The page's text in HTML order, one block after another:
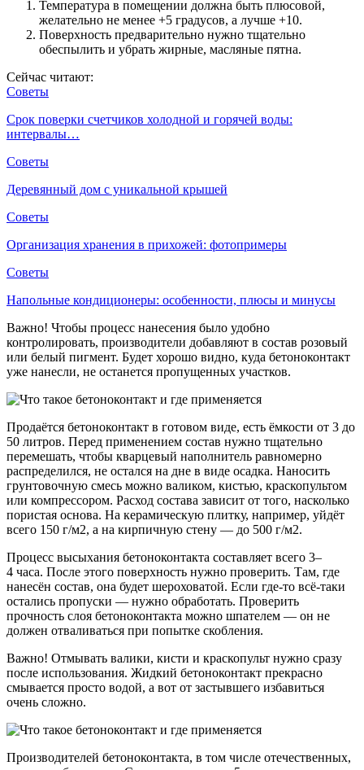
Температура в помещении должна быть плюсовой,
желательно не менее +5 градусов, а лучше +10.
Поверхность предварительно нужно тщательно
обеспылить и убрать жирные, масляные пятна.
Сейчас читают:
Советы
Срок поверки счетчиков холодной и горячей воды:
интервалы…
Советы
Деревянный дом с уникальной крышей
Советы
Организация хранения в прихожей: фотопримеры
Советы
Напольные кондиционеры: особенности, плюсы и минусы
Важно! Чтобы процесс нанесения было удобно
контролировать, производители добавляют в состав розовый
или белый пигмент. Будет хорошо видно, куда бетоноконтакт
уже нанесли, не останется пропущенных участков.
Продаётся бетоноконтакт в готовом виде, есть ёмкости от 3 до
50 литров. Перед применением состав нужно тщательно
перемешать, чтобы кварцевый наполнитель равномерно
распределился, не остался на дне в виде осадка. Наносить
грунтовочную смесь можно валиком, кистью, краскопультом
или компрессором. Расход состава зависит от того, насколько
пористая основа. На керамическую плитку, например, уйдёт
всего 150 г/м2, а на кирпичную стену — до 500 г/м2.
Процесс высыхания бетоноконтакта составляет всего 3–
4 часа. После этого поверхность нужно проверить. Там, где
нанесён состав, она будет шероховатой. Если где-то всё-таки
остались пропуски — нужно обработать. Проверить
прочность слоя бетоноконтакта можно шпателем — он не
должен отваливаться при попытке скобления.
Важно! Отмывать валики, кисти и краскопульт нужно сразу
после использования. Жидкий бетоноконтакт прекрасно
смывается просто водой, а вот от застывшего избавиться
очень сложно.
Производителей бетоноконтакта, в том числе отечественных,